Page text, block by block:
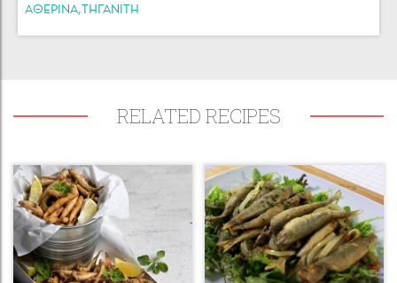
ΑΘΕΡΙΝΑ,ΤΗΓΑΝΙΤΗ
RELATED RECIPES